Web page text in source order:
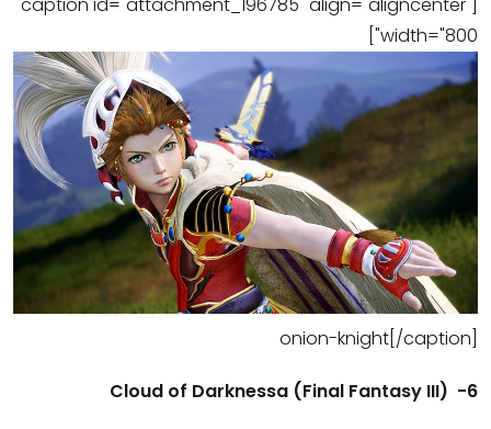
[caption id="attachment_196785" align="aligncenter"
width="800"]
onion-knight[/caption]
6- (Final Fantasy III) Cloud of Darknessa